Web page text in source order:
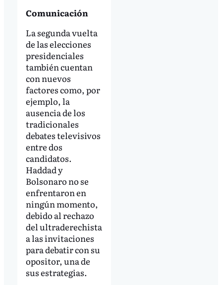
Comunicación
La segunda vuelta
de las elecciones
presidenciales
también cuentan
con nuevos
factores como, por
ejemplo, la
ausencia de los
tradicionales
debates televisivos
entre dos
candidatos.
Haddad y
Bolsonaro no se
enfrentaron en
ningún momento,
debido al rechazo
del ultraderechista
a las invitaciones
para debatir con su
opositor, una de
sus estrategias.